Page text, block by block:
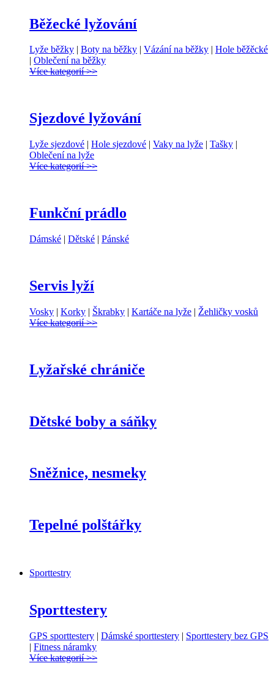
Běžecké lyžování
Lyže běžky | Boty na běžky | Vázání na běžky | Hole běžěcké
| Oblečení na běžky
Více kategorií >>
Sjezdové lyžování
Lyže sjezdové | Hole sjezdové | Vaky na lyže | Tašky |
Oblečení na lyže
Více kategorií >>
Funkční prádlo
Dámské | Dětské | Pánské
Servis lyží
Vosky | Korky | Škrabky | Kartáče na lyže | Žehličky vosků
Více kategorií >>
Lyžařské chrániče
Dětské boby a sáňky
Sněžnice, nesmeky
Tepelné polštářky
Sporttestry
Sporttestery
GPS sporttestery | Dámské sporttestery | Sporttestery bez GPS
| Fitness náramky
Více kategorií >>